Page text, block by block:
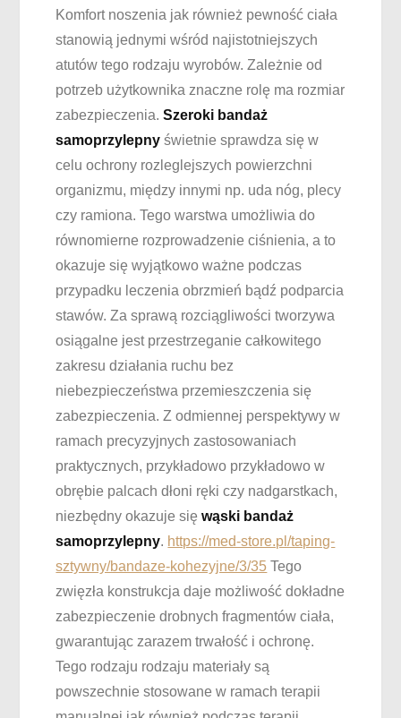
Komfort noszenia jak również pewność ciała
stanowią jednymi wśród najistotniejszych
atutów tego rodzaju wyrobów. Zależnie od
potrzeb użytkownika znaczne rolę ma rozmiar
zabezpieczenia.Szeroki bandaż
samoprzylepny świetnie sprawdza się w
celu ochrony rozleglejszych powierzchni
organizmu, między innymi np. uda nóg, plecy
czy ramiona. Tego warstwa umożliwia do
równomierne rozprowadzenie ciśnienia, a to
okazuje się wyjątkowo ważne podczas
przypadku leczenia obrzmień bądź podparcia
stawów. Za sprawą rozciągliwości tworzywa
osiągalne jest przestrzeganie całkowitego
zakresu działania ruchu bez
niebezpieczeństwa przemieszczenia się
zabezpieczenia. Z odmiennej perspektywy w
ramach precyzyjnych zastosowaniach
praktycznych, przykładowo przykładowo w
obrębie palcach dłoni ręki czy nadgarstkach,
niezbędny okazuje sięwąski bandaż
samoprzylepny. https://med-store.pl/taping-
sztywny/bandaze-kohezyjne/3/35 Tego
zwięzła konstrukcja daje możliwość dokładne
zabezpieczenie drobnych fragmentów ciała,
gwarantując zarazem trwałość i ochronę.
Tego rodzaju rodzaju materiały są
powszechnie stosowane w ramach terapii